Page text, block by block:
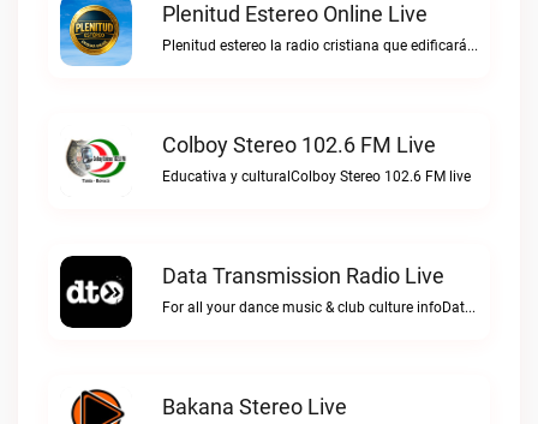
Plenitud Estereo Online Live
Plenitud estereo la radio cristiana que edificará tu vida.Plenitud Estereo Online live
Colboy Stereo 102.6 FM Live
Educativa y culturalColboy Stereo 102.6 FM live
Data Transmission Radio Live
For all your dance music & club culture infoData Transmission Radio live
Bakana Stereo Live